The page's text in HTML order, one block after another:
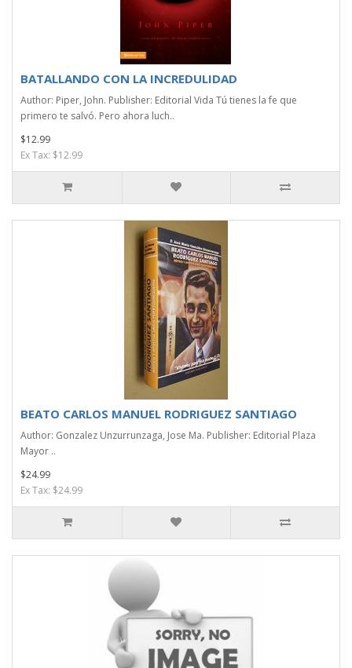
BATALLANDO CON LA INCREDULIDAD
Author: Piper, John. Publisher: Editorial Vida Tú tienes la fe que
primero te salvó. Pero ahora luch..
$12.99
Ex Tax: $12.99
BEATO CARLOS MANUEL RODRIGUEZ SANTIAGO
Author: Gonzalez Unzurrunzaga, Jose Ma. Publisher: Editorial Plaza
Mayor ..
$24.99
Ex Tax: $24.99